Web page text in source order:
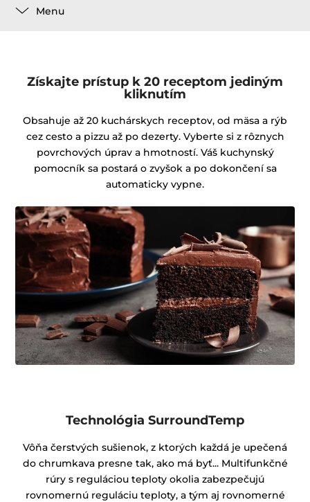
Menu
Získajte prístup k 20 receptom jediným
kliknutím
Obsahuje až 20 kuchárskych receptov, od mäsa a rýb
cez cesto a pizzu až po dezerty. Vyberte si z rôznych
povrchových úprav a hmotností. Váš kuchynský
pomocník sa postará o zvyšok a po dokončení sa
automaticky vypne.
Technológia SurroundTemp
Vôňa čerstvých sušienok, z ktorých každá je upečená
do chrumkava presne tak, ako má byť... Multifunkčné
rúry s reguláciou teploty okolia zabezpečujú
rovnomernú reguláciu teploty, a tým aj rovnomerné